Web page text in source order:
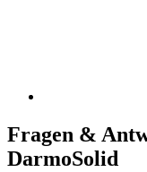
Fragen &
DarmoSolid